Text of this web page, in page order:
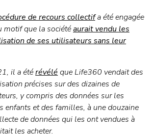
de recours collectifa été engagée
motif que la sociétéaurait vendu les
de ses utilisateurs sans leur
il a étérévélé que Life360 vendait des
précises sur des dizaines de
y compris des données sur les
enfants et des familles, à une douzaine
de données qui les ont vendues à
les acheter.